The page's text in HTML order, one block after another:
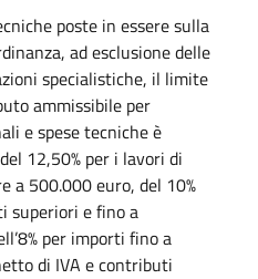
poste in essere sulla
ad esclusione delle
specialistiche, il limite
ammissibile per
e spese tecniche è
12,50% per i lavori di
a 500.000 euro, del 10%
superiori e fino a
per importi fino a
di IVA e contributi